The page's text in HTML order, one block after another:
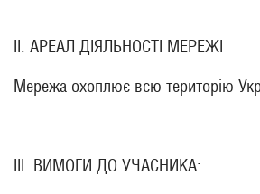
ІІ. АРЕАЛ ДІЯЛЬНОСТІ МЕРЕЖІ
Мережа охоплює всю територію
ІІІ. ВИМОГИ ДО УЧАСНИКА: